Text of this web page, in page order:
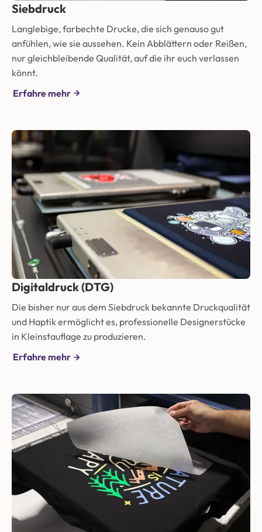
Siebdruck
Langlebige, farbechte Drucke, die sich genauso gut
anfühlen, wie sie aussehen. Kein Abblättern oder Reißen,
nur gleichbleibende Qualität, auf die ihr euch verlassen
könnt.
Erfahre mehr
Digitaldruck (DTG)
Die bisher nur aus dem Siebdruck bekannte Druckqualität
und Haptik ermöglicht es, professionelle Designerstücke
in Kleinstauflage zu produzieren.
Erfahre mehr